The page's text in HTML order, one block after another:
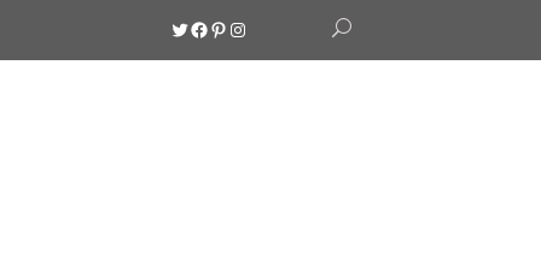
Twitter
Facebook
Pinterest
Instagram